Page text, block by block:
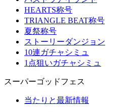
HEARTS称号
TRIANGLE BEAT称号
夏祭称号
ストーリーダンジョン
10連ガチャシミュ
1点狙いガチャシミュ
スーパーゴッドフェス
当たりと最新情報